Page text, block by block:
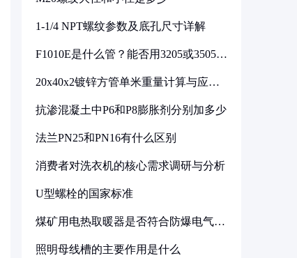
1-1/4 NPT螺纹参数及底孔尺寸详解
F1010E是什么管？能否用3205或3505代
20x40x2镀锌方管单米重量计算与应用
抗渗混凝土中P6和P8膨胀剂分别加多少
法兰PN25和PN16有什么区别
消费者对洗衣机的核心需求调研与分析
U型螺栓的国家标准
煤矿用电热取暖器是否符合防爆电气设
照明母线槽的主要作用是什么